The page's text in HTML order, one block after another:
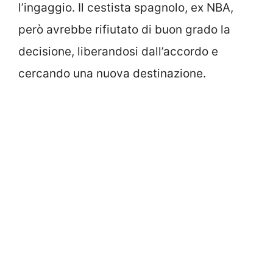
l’ingaggio. Il cestista spagnolo, ex NBA,
però avrebbe rifiutato di buon grado la
decisione, liberandosi dall’accordo e
cercando una nuova destinazione.